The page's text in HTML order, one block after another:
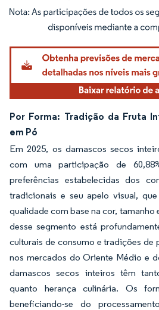
Imagem © Mordor Intelligence. O reuso requer
Por Forma: Tradição da Fruta
em Pó
Em 2025, os damascos secos
com uma participação de
preferências estabelecidas dos
tradicionais e seu apelo visual,
qualidade com base na cor, tamanho
desse segmento está
culturais de consumo e tradições de
nos mercados do Oriente Médio e
damascos secos inteiros têm
quanto herança culinária. Os
beneficiando-se do